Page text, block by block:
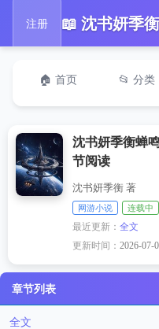
注册
🏠 首页 📂 分类
沈书妍季衡蝉
节阅读
沈书妍季衡 著
网游小说 连载中
最近更新：全文
更新时间：2026-07-
章节列表
全文